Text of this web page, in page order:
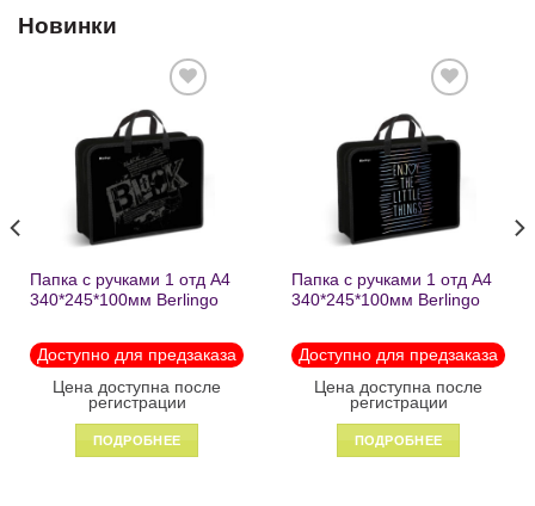
Новинки
Добавить
в список
желаний
Папка с ручками 1 отд А4
340*245*100мм Berlingo
молнии1246
Доступно для предзаказа
Цена доступна после
регистрации
ПОДРОБНЕЕ
Добавить
в список
желаний
Папка с ручками 1 отд А4
340*245*100мм Berlingo
пластик на молнии 1215
Доступно для предзаказа
Цена доступна после
регистрации
ПОДРОБНЕЕ